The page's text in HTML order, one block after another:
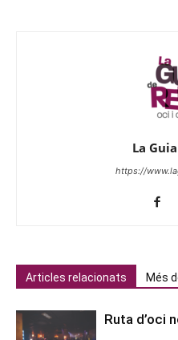
La
https://
Articles relacionats Més
Ruta d’oci